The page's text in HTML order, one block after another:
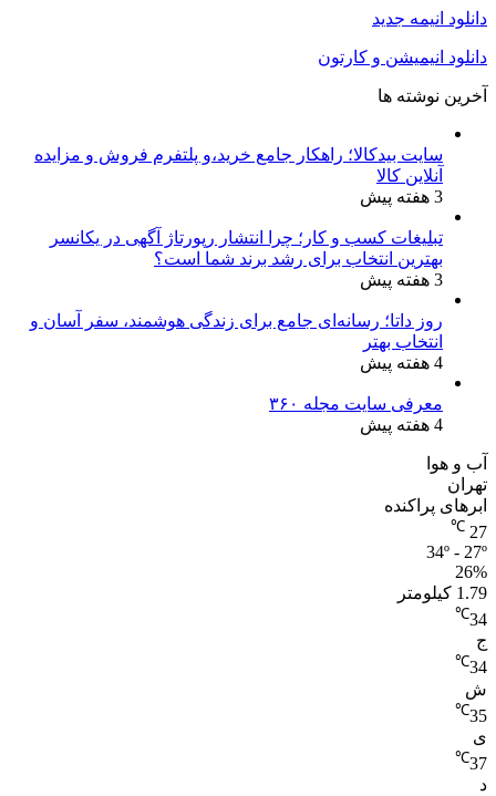
دانلود انیمه جدید
دانلود انیمیشن و کارتون
آخرین نوشته ها
سایت بیدکالا؛ راهکار جامع خرید،و پلتفرم فروش و مزایده
آنلاین کالا
3 هفته پیش
تبلیغات کسب و کار؛ چرا انتشار رپورتاژ آگهی در یکانسر
بهترین انتخاب برای رشد برند شما است؟
3 هفته پیش
روز داتا؛ رسانه‌ای جامع برای زندگی هوشمند، سفر آسان و
انتخاب بهتر
4 هفته پیش
معرفی سایت مجله ۳۶۰
4 هفته پیش
آب و هوا
تهران
ابرهای پراکنده
27
℃
34º - 27º
26%
1.79 کیلومتر
34
℃
ج
34
℃
ش
35
℃
ی
37
℃
د